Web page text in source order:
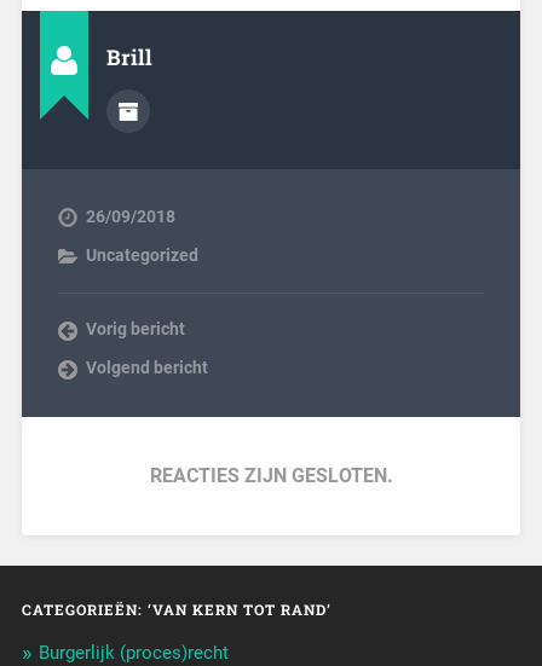
Brill
26/09/2018
Uncategorized
Vorig bericht
Volgend bericht
REACTIES ZIJN GESLOTEN.
CATEGORIEËN: ‘VAN KERN TOT RAND’
Burgerlijk (proces)recht